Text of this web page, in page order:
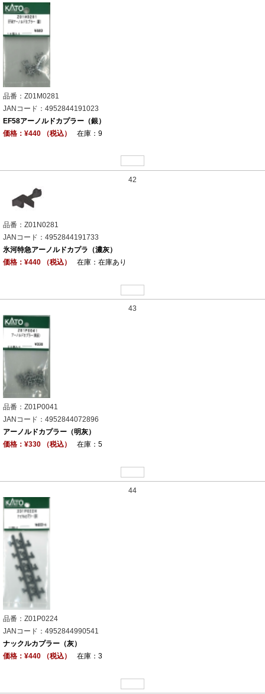
品番：Z01M0281
JANコード：4952844191023
EF58アーノルドカプラー（銀）
価格：¥440 （税込）
在庫：9
42
品番：Z01N0281
JANコード：4952844191733
氷河特急アーノルドカプラ（濃灰）
価格：¥440 （税込）
在庫：在庫あり
43
品番：Z01P0041
JANコード：4952844072896
アーノルドカプラー（明灰）
価格：¥330 （税込）
在庫：5
44
品番：Z01P0224
JANコード：4952844990541
ナックルカプラー（灰）
価格：¥440 （税込）
在庫：3